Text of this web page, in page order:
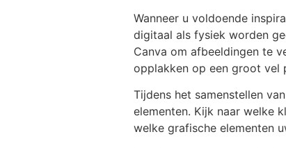
Wanneer u voldoende
digitaal als fysiek worden
Canva om afbeeldingen te
opplakken op een groot vel
Tijdens het samenstellen
elementen. Kijk naar welke
welke grafische elementen